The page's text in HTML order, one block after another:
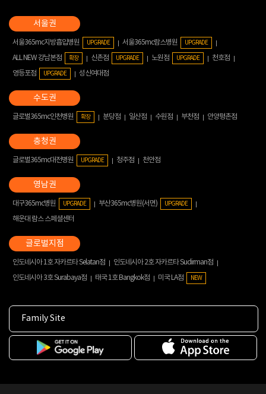
서울365mc지방흡입병원 UPGRADE 서울365mc람스병원 UPGRADE
ALL NEW 강남본점 확장 신촌점 UPGRADE 노원점 UPGRADE
천호점
영등포점
UPGRADE 성신여대점
글로벌365mc인천병원 확장 분당점 일산점 수원점 부천점 안양평촌점
글로벌365mc대전병원 UPGRADE 청주점 천안점
대구365mc병원 UPGRADE 부산365mc병원(서면) UPGRADE
해운대 람스 스페셜센터
인도네시아 1호 자카르타 Selatan점
인도네시아 2호 자카르타 Sudirman점
인도네시아 3호 Surabaya점
태국 1호 Bangkok점 미국 LA점 NEW
Family Site